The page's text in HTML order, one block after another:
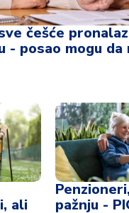
češće
- posao mogu da
ali
pažnju -